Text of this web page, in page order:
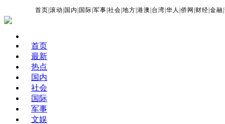
首页 |滚动 国内 国际 |军事 |社会 |地方 |港澳 台湾 |华人 |侨网 财经 |金融 |
首页
最新
热点
国内
社会
国际
军事
文娱